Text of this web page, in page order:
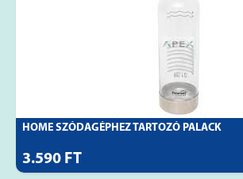
HOME SZÓDAGÉPHEZ TARTOZÓ PALACK
3.590 FT